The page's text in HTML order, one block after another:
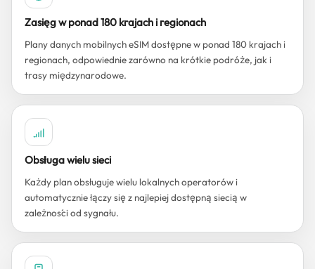
Zasięg w ponad 180 krajach i regionach
Plany danych mobilnych eSIM dostępne w ponad 180 krajach i
regionach, odpowiednie zarówno na krótkie podróże, jak i
trasy międzynarodowe.
Obsługa wielu sieci
Każdy plan obsługuje wielu lokalnych operatorów i
automatycznie łączy się z najlepiej dostępną siecią w
zależności od sygnału.